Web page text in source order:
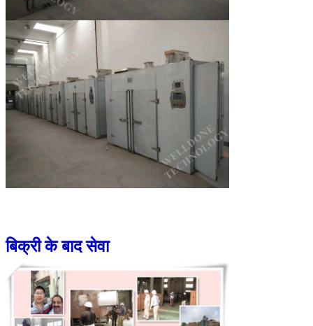
बिक्री के बाद सेवा